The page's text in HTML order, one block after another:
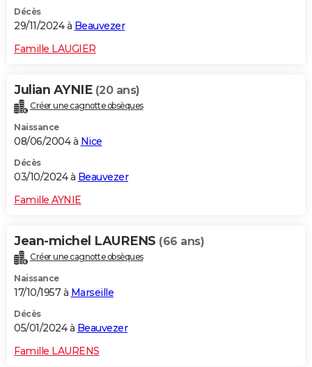
Décès
29/11/2024 à Beauvezer
Famille LAUGIER
Julian AYNIE (20 ans)
Créer une cagnotte obsèques
Naissance
08/06/2004 à Nice
Décès
03/10/2024 à Beauvezer
Famille AYNIE
Jean-michel LAURENS (66 ans)
Créer une cagnotte obsèques
Naissance
17/10/1957 à Marseille
Décès
05/01/2024 à Beauvezer
Famille LAURENS